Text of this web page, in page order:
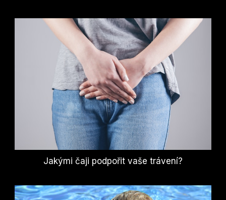
Jakými čaji podpořit vaše trávení?